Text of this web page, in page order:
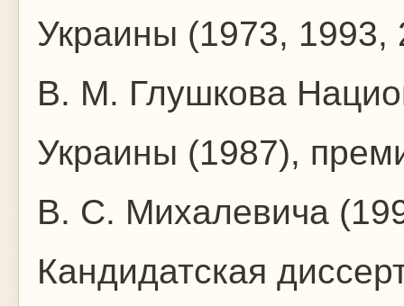
Украины (1973,
В. М. Глушкова
Украины (1987),
В. С. Михалевича
Кандидатская